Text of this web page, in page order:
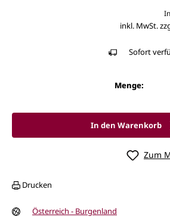
inkl. MwSt.
Sofort
Menge:
In den Warenkorb
Zum
Drucken
Österreich - Burgenland